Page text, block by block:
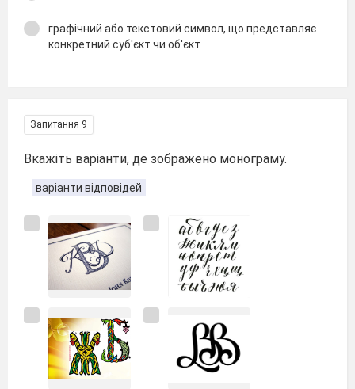
графічний або текстовий символ, що представляє
конкретний суб'єкт чи об'єкт
Запитання 9
Вкажіть варіанти, де зображено монограму.
варіанти відповідей